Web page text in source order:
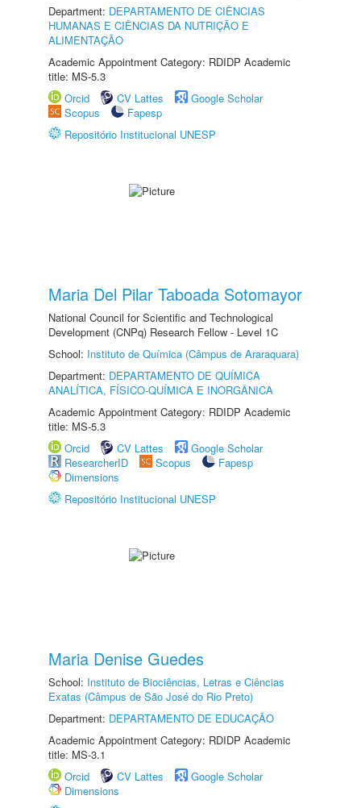
Department: DEPARTAMENTO DE CIÊNCIAS
HUMANAS E CIÊNCIAS DA NUTRIÇÃO E
ALIMENTAÇÃO
Academic Appointment Category: RDIDP Academic
title: MS-5.3
Orcid
CV Lattes
Google Scholar
Scopus
Fapesp
Repositório Institucional UNESP
Maria Del Pilar Taboada Sotomayor
National Council for Scientific and Technological
Development (CNPq) Research Fellow - Level 1C
School: Instituto de Química (Câmpus de Araraquara)
Department: DEPARTAMENTO DE QUÍMICA
ANALÍTICA, FÍSICO-QUÍMICA E INORGÂNICA
Academic Appointment Category: RDIDP Academic
title: MS-5.3
Orcid
CV Lattes
Google Scholar
ResearcherID
Scopus
Fapesp
Dimensions
Repositório Institucional UNESP
Maria Denise Guedes
School: Instituto de Biociências, Letras e Ciências
Exatas (Câmpus de São José do Rio Preto)
Department: DEPARTAMENTO DE EDUCAÇÃO
Academic Appointment Category: RDIDP Academic
title: MS-3.1
Orcid
CV Lattes
Google Scholar
Dimensions